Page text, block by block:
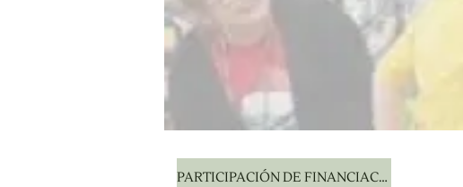
PARTICIPACIÓN DE FINANCIACIÓN